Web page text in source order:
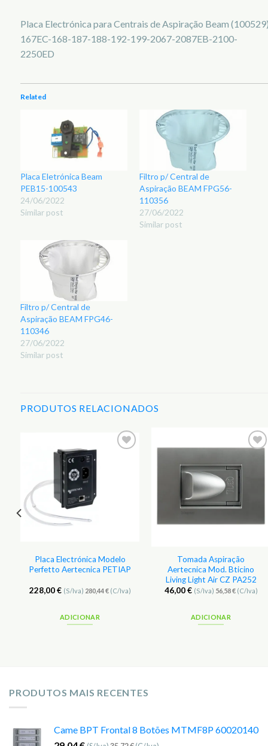
Placa Electrónica para Centrais de Aspiração Beam
167EC-168-187-188-192-199-2067-2087EB-2100-
2250ED
Related
Placa Eletrónica Beam
PEB15-100543
24/06/2022
Similar post
Filtro p/ Central de
Aspiração BEAM FPG56-
110356
27/06/2022
Similar post
Filtro p/ Central de
Aspiração BEAM FPG46-
110346
27/06/2022
Similar post
PRODUTOS RELACIONADOS
Placa Electrónica Modelo
Perfetto Aertecnica PETIAP
228,00€ (S/Iva) 280,44€(C/Iva)
ADICIONAR
Tomada Aspiração
Aertecnica Mod. Bticino
Living Light Air CZ PA252
46,00€ (S/Iva) 56,58€(C/Iva)
ADICIONAR
PRODUTOS MAIS RECENTES
Came BPT Frontal 8 Botões MTMF8P 60020140